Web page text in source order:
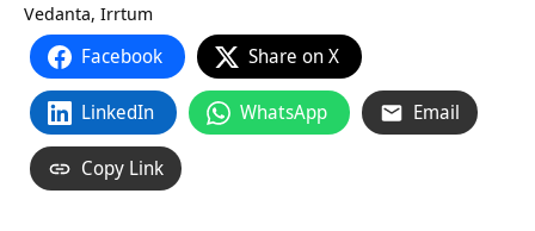
Vedanta, Irrtum
Facebook Share on X
LinkedIn WhatsApp Email
Copy Link